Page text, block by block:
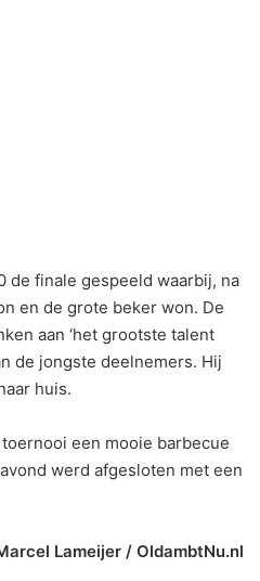
de finale gespeeld waarbij, na
en de grote beker won. De
aan ‘het grootste talent
de jongste deelnemers. Hij
huis.
toernooi een mooie barbecue
werd afgesloten met een
Lameijer / OldambtNu.nl